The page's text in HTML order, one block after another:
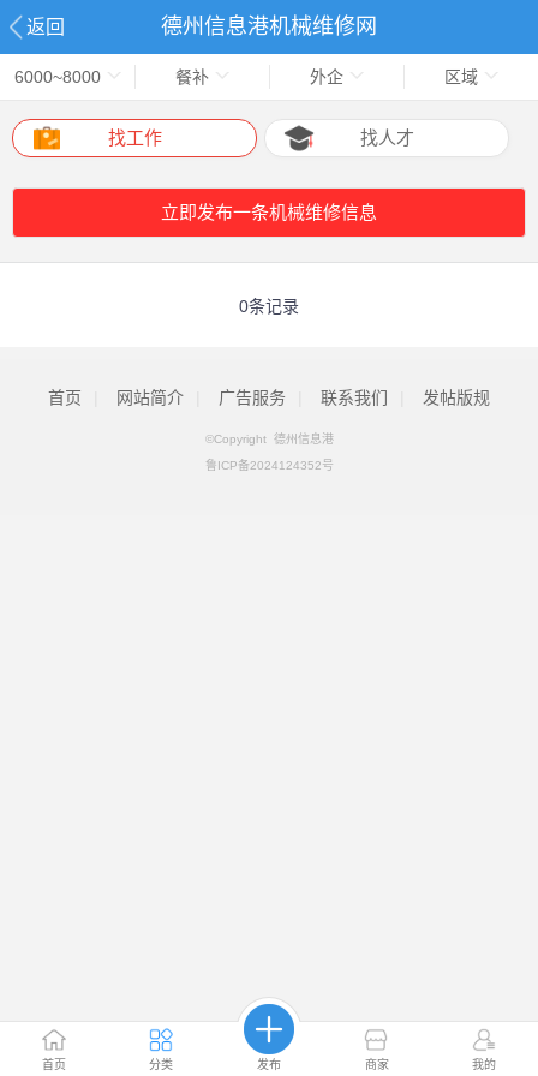
返回 德州信息港机械维修网
首页 分类 发布 商家 我的
6000~8000 餐补 外企 区域
找工作 找人才
立即发布一条机械维修信息
0条记录
首页 网站简介 广告服务 联系我们 发帖版规
©Copyright 德州信息港
鲁ICP备2024124352号